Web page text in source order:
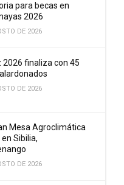
para becas en
2026
DE 2026
2026 finaliza con 45
DE 2026
Mesa Agroclimática
Sibilia,
DE 2026